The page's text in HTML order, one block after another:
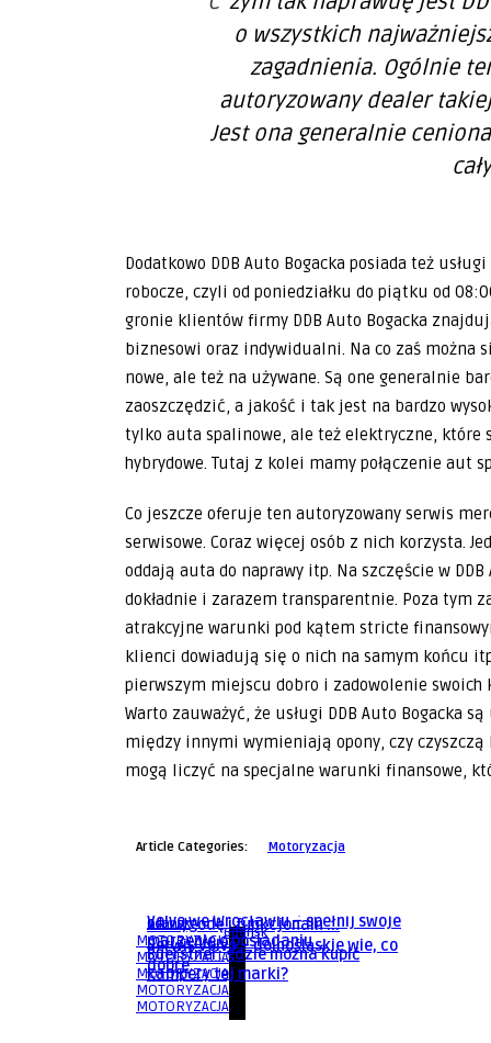
o wszystkich
zagadnienia. Ogólnie
autoryzowany dealer
Jest ona generalnie
Dodatkowo DDB Auto Bogacka posiada też
robocze, czyli od poniedziałku do piątku od
gronie klientów firmy DDB Auto Bogacka
biznesowi oraz indywidualni. Na co zaś można
nowe, ale też na używane. Są one generalnie
zaoszczędzić, a jakość i tak jest na bardzo
tylko auta spalinowe, ale też elektryczne, które
hybrydowe. Tutaj z kolei mamy połączenie aut
Co jeszcze oferuje ten autoryzowany serwis
serwisowe. Coraz więcej osób z nich korzysta.
oddają auta do naprawy itp. Na szczęście w
dokładnie i zarazem transparentnie. Poza tym
atrakcyjne warunki pod kątem stricte
klienci dowiadują się o nich na samym końcu
pierwszym miejscu dobro i zadowolenie
Warto zauważyć, że usługi DDB Auto Bogacka
między innymi wymieniają opony, czy
mogą liczyć na specjalne warunki finansowe,
Article Categories: Motoryzacja
MOTORYZACJA
MOTORYZACJA
na wygodę i funkcjonaln ...
MOTORYZACJA
Volvo we Wrocławiu – spełnij swoje
marzenie o posiadaniu ...
MOTORYZACJA
Gdansk
Serwis Volvo – dolnośląskie wie, co
dobre
MOTORYZACJA
Gdansk
Buerstner: gdzie można kupić
kampery tej marki?